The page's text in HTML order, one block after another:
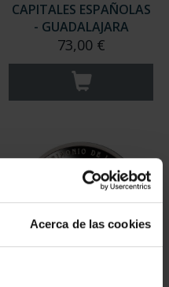
Acerca de las cookies
CAPITALES ESPAÑOLAS
- GUADALAJARA
73,00 €